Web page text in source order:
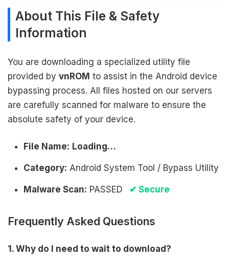
About This File & Safety
Information
You are downloading a specialized utility file
provided by vnROM to assist in the Android device
bypassing process. All files hosted on our servers
are carefully scanned for malware to ensure the
absolute safety of your device.
File Name: Loading…
Category: Android System Tool / Bypass Utility
Malware Scan: PASSED ✔ Secure
Frequently Asked Questions
1. Why do I need to wait to download?